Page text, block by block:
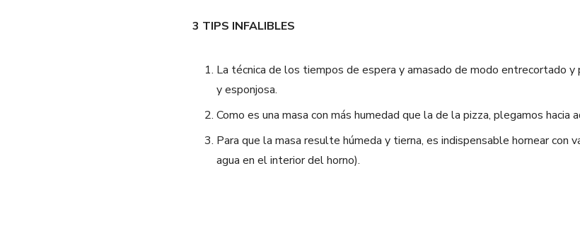
3 TIPS INFALIBLES
La técnica de los tiempos de espera y amasado de modo entrecortado y
y esponjosa.
Como es una masa con más humedad que la de la pizza, plegamos hacia
Para que la masa resulte húmeda y tierna, es indispensable hornear con
agua en el interior del horno).